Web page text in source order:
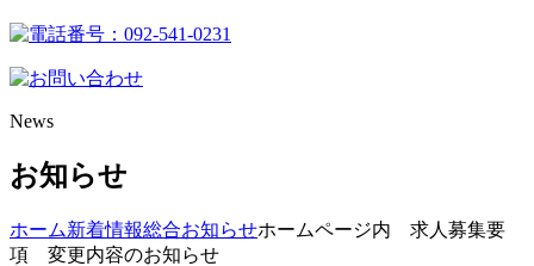
News
お知らせ
ホーム新着情報総合お知らせホームページ内 求人募集要
項 変更内容のお知らせ